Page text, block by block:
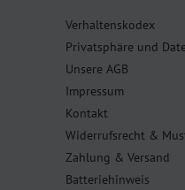
Verhaltenskodex
Privatsphäre und
Unsere AGB
Impressum
Kontakt
Widerrufsrecht &
Zahlung & Versand
Batteriehinweis